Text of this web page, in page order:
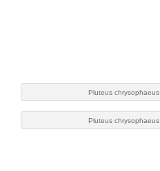
Pluteus chrysophaeus.
Pluteus chrysophaeus.